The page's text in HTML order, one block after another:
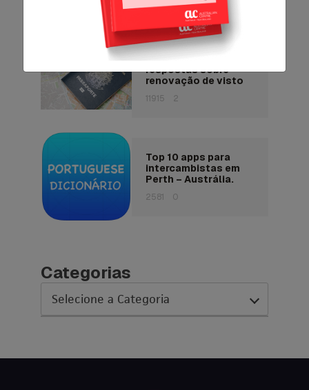
86651
5 perguntas e
respostas sobre
renovação de visto
11915 2
Top 10 apps para
intercambistas em
Perth – Austrália.
2581 0
Categorias